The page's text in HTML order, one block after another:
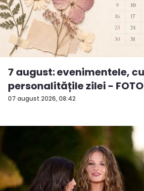
07 august 2026, 08:42
7 august: evenimentele,
personalitățile zilei - FOTO